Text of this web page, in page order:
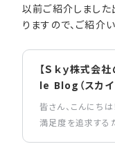
以前ご紹介しまし
りますので、ご紹介
【Ｓｋｙ株式会
le Blog（スカイ
皆さん、こんにち
満足度を追求する